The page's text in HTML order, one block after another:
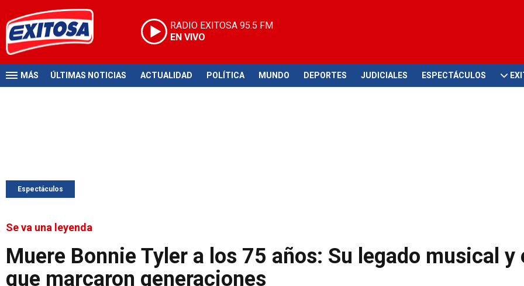
RADIO EXITOSA 95.5 FM
EN VIVO
MÁS ÚLTIMAS NOTICIAS ACTUALIDAD POLÍTICA MUNDO DEPORTES JUDICIALES ESPECTÁCULOS
Espectáculos
Se va una leyenda
Muere Bonnie Tyler a los 75 años: Su legado musical y
que marcaron generaciones